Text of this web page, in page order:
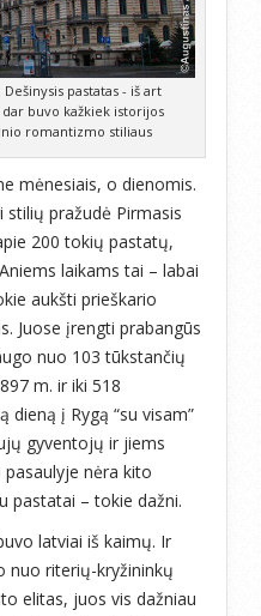
pastatas - iš art
buvo kažkiek istorijos
romantizmo stiliaus
mėnesiais, o dienomis.
stilių pražudė Pirmasis
200 tokių pastatų,
laikams tai – labai
aukšti prieškario
Juose įrengti prabangūs
nuo 103 tūkstančių
m. ir iki 518
dieną į Rygą “su visam”
gyventojų ir jiems
nėra kito
pastatai – tokie dažni.
latviai iš kaimų. Ir
nuo riterių-kryžininkų
elitas, juos vis dažniau